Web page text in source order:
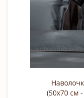
(50х70 см